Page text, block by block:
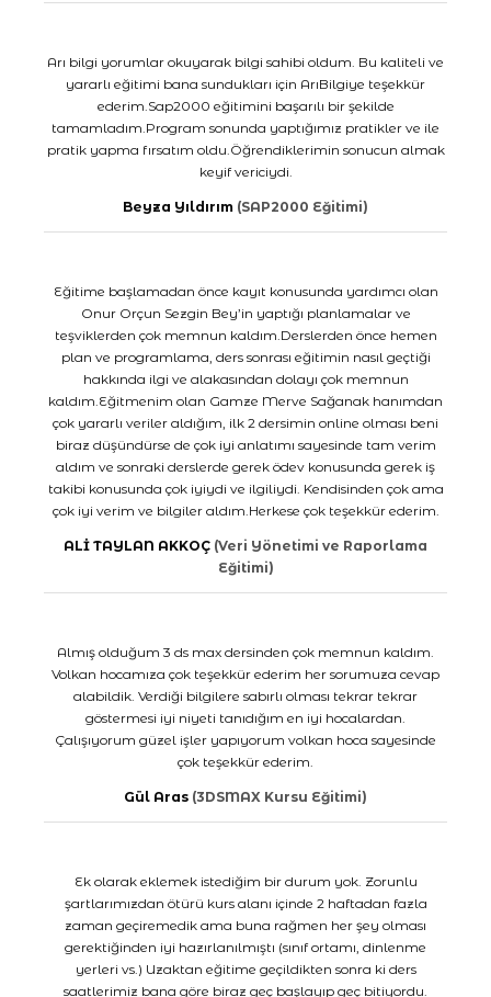
Arı bilgi yorumlar okuyarak bilgi sahibi oldum. Bu kaliteli ve
yararlı eğitimi bana sundukları için ArıBilgiye teşekkür
ederim.Sap2000 eğitimini başarılı bir şekilde
tamamladım.Program sonunda yaptığımız pratikler ve ile
pratik yapma fırsatım oldu.Öğrendiklerimin sonucun almak
keyif vericiydi.
Beyza Yıldırım (SAP2000 Eğitimi)
Eğitime başlamadan önce kayıt konusunda yardımcı olan
Onur Orçun Sezgin Bey’in yaptığı planlamalar ve
teşviklerden çok memnun kaldım.Derslerden önce hemen
plan ve programlama, ders sonrası eğitimin nasıl geçtiği
hakkında ilgi ve alakasından dolayı çok memnun
kaldım.Eğitmenim olan Gamze Merve Sağanak hanımdan
çok yararlı veriler aldığım, ilk 2 dersimin online olması beni
biraz düşündürse de çok iyi anlatımı sayesinde tam verim
aldım ve sonraki derslerde gerek ödev konusunda gerek iş
takibi konusunda çok iyiydi ve ilgiliydi. Kendisinden çok ama
çok iyi verim ve bilgiler aldım.Herkese çok teşekkür ederim.
ALİ TAYLAN AKKOÇ (Veri Yönetimi ve Raporlama
Eğitimi)
Almış olduğum 3 ds max dersinden çok memnun kaldım.
Volkan hocamıza çok teşekkür ederim her sorumuza cevap
alabildik. Verdiği bilgilere sabırlı olması tekrar tekrar
göstermesi iyi niyeti tanıdığım en iyi hocalardan.
Çalışıyorum güzel işler yapıyorum volkan hoca sayesinde
çok teşekkür ederim.
Gül Aras (3DSMAX Kursu Eğitimi)
Ek olarak eklemek istediğim bir durum yok. Zorunlu
şartlarımızdan ötürü kurs alanı içinde 2 haftadan fazla
zaman geçiremedik ama buna rağmen her şey olması
gerektiğinden iyi hazırlanılmıştı (sınıf ortamı, dinlenme
yerleri vs.) Uzaktan eğitime geçildikten sonra ki ders
saatlerimiz bana göre biraz geç başlayıp geç bitiyordu.